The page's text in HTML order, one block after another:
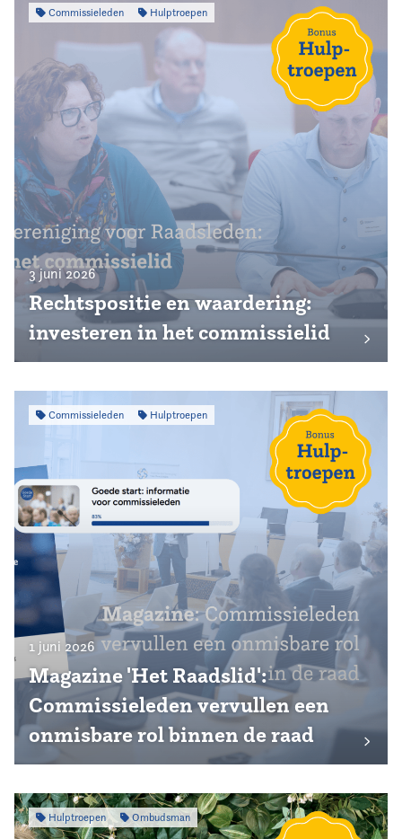
Commissieleden Hulptroepen
3 juni 2026
Rechtspositie en waardering:
investeren in het commissielid
Commissieleden Hulptroepen
1 juni 2026
Magazine 'Het Raadslid':
Commissieleden vervullen een
onmisbare rol binnen de raad
Hulptroepen Ombudsman